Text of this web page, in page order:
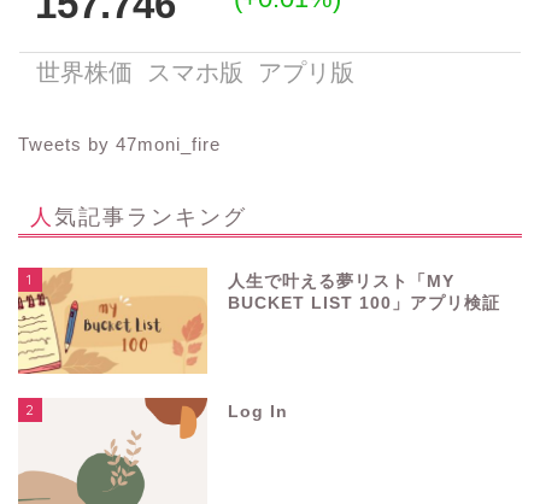
Tweets by 47moni_fire
人気記事ランキング
1
人生で叶える夢リスト「MY
BUCKET LIST 100」アプリ検証
2 Log In